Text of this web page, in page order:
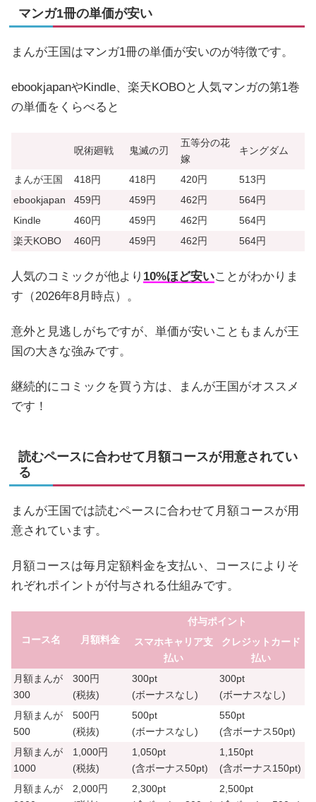
マンガ1冊の単価が安い
まんが王国はマンガ1冊の単価が安いのが特徴です。
ebookjapanやKindle、楽天KOBOと人気マンガの第1巻
の単価をくらべると
呪術廻戦 鬼滅の刃
五等分の花
嫁
キングダム
まんが王国 418円 418円 420円
513円
ebookjapan
459円 459円 462円
564円
Kindle
460円 459円 462円
564円
楽天KOBO
460円 459円 462円 564円
人気のコミックが他より 10%ほど安いことがわかりま
す（2026年8月時点）。
意外と見逃しがちですが、単価が安いこともまんが王
国の大きな強みです。
継続的にコミックを買う方は、まんが王国がオススメ
です！
読むペースに合わせて月額コースが用意されてい
る
まんが王国では読むペースに合わせて月額コースが用
意されています。
月額コースは毎月定額料金を支払い、コースによりそ
れぞれポイントが付与される仕組みです。
コース名 月額料金
付与ポイント
スマホキャリア支
払い
クレジットカード
払い
月額まんが
300
300円
(税抜)
300pt
(ボーナスなし)
300pt
(ボーナスなし)
月額まんが
500
500円
(税抜)
500pt
(ボーナスなし)
550pt
(含ボーナス50pt)
月額まんが
1000
1,000円
(税抜)
1,050pt
(含ボーナス50pt)
1,150pt
(含ボーナス 150pt)
月額まんが
2,000円
2,300pt
2,500pt